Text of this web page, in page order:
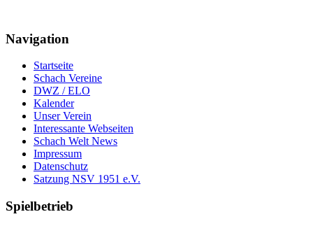
Navigation
Startseite
Schach Vereine
DWZ / ELO
Kalender
Unser Verein
Interessante Webseiten
Schach Welt News
Impressum
Datenschutz
Satzung NSV 1951 e.V.
Spielbetrieb